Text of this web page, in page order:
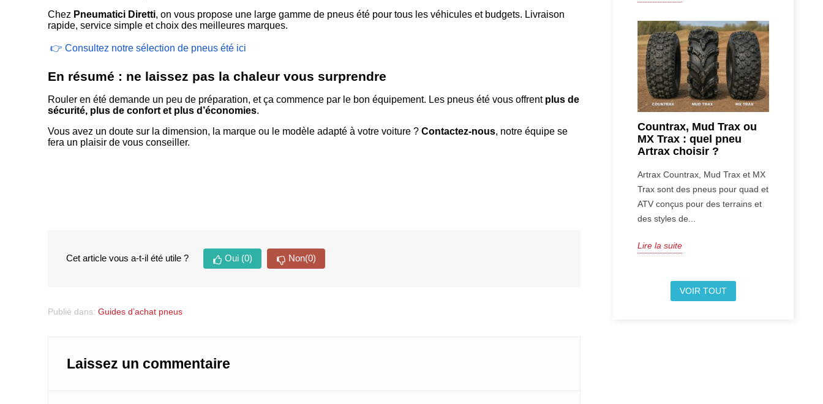
Chez Pneumatici Diretti, on vous propose une large gamme de pneus été pour tous les véhicules et budgets. Livraison
rapide, service simple et choix des meilleures marques.
👉 Consultez notre sélection de pneus été ici
En résumé : ne laissez pas la chaleur vous surprendre
Rouler en été demande un peu de préparation, et ça commence par le bon équipement. Les pneus été vous offrent plus de
sécurité, plus de confort et plus d’économies.
Vous avez un doute sur la dimension, la marque ou le modèle adapté à votre voiture ?Contactez-nous, notre équipe se
fera un plaisir de vous conseiller.
Cet article vous a-t-il été utile ? Oui (0) Non(0)
Publié dans:Guides d’achat pneus
Laissez un commentaire
Countrax, Mud Trax ou
MX Trax : quel pneu
Artrax choisir ?
Artrax Countrax, Mud Trax et MX
Trax sont des pneus pour quad et
ATV conçus pour des terrains et
des styles de...
Lire la suite
VOIR TOUT